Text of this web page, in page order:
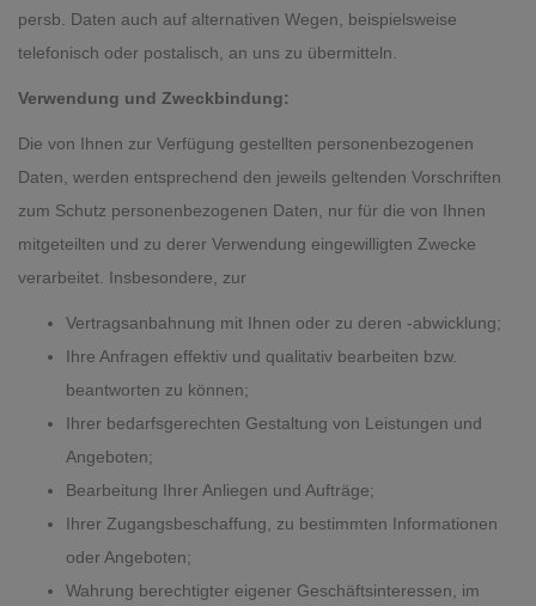
persb. Daten auch auf alternativen Wegen, beispielsweise
telefonisch oder postalisch, an uns zu übermitteln.
Verwendung und Zweckbindung:
Die von Ihnen zur Verfügung gestellten personenbezogenen
Daten, werden entsprechend den jeweils geltenden Vorschriften
zum Schutz personenbezogenen Daten, nur für die von Ihnen
mitgeteilten und zu derer Verwendung eingewilligten Zwecke
verarbeitet. Insbesondere, zur
Vertragsanbahnung mit Ihnen oder zu deren -abwicklung;
Ihre Anfragen effektiv und qualitativ bearbeiten bzw.
beantworten zu können;
Ihrer bedarfsgerechten Gestaltung von Leistungen und
Angeboten;
Bearbeitung Ihrer Anliegen und Aufträge;
Ihrer Zugangsbeschaffung, zu bestimmten Informationen
oder Angeboten;
Wahrung berechtigter eigener Geschäftsinteressen, im